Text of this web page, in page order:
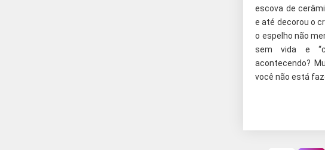
escova de
e até decorou o
o espelho não
sem vida e
acontecendo?
você não está